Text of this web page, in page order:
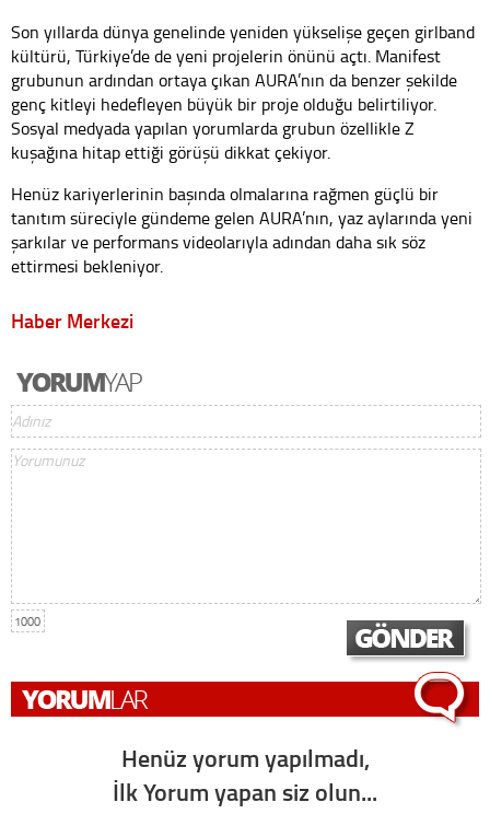
Son yıllarda dünya genelinde yeniden yükselişe geçen girlband
kültürü, Türkiye’de de yeni projelerin önünü açtı. Manifest
grubunun ardından ortaya çıkan AURA’nın da benzer şekilde
genç kitleyi hedefleyen büyük bir proje olduğu belirtiliyor.
Sosyal medyada yapılan yorumlarda grubun özellikle Z
kuşağına hitap ettiği görüşü dikkat çekiyor.
Henüz kariyerlerinin başında olmalarına rağmen güçlü bir
tanıtım süreciyle gündeme gelen AURA’nın, yaz aylarında yeni
şarkılar ve performans videolarıyla adından daha sık söz
ettirmesi bekleniyor.
Haber Merkezi
1000
Henüz yorum yapılmadı,
İlk Yorum yapan siz olun...